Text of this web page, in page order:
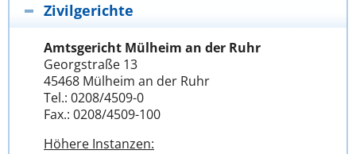
Zivilgerichte
Amtsgericht Mülheim an der Ruhr
Georgstraße 13
45468 Mülheim an der Ruhr
Tel.: 0208/4509-0
Fax.: 0208/4509-100
Höhere Instanzen: